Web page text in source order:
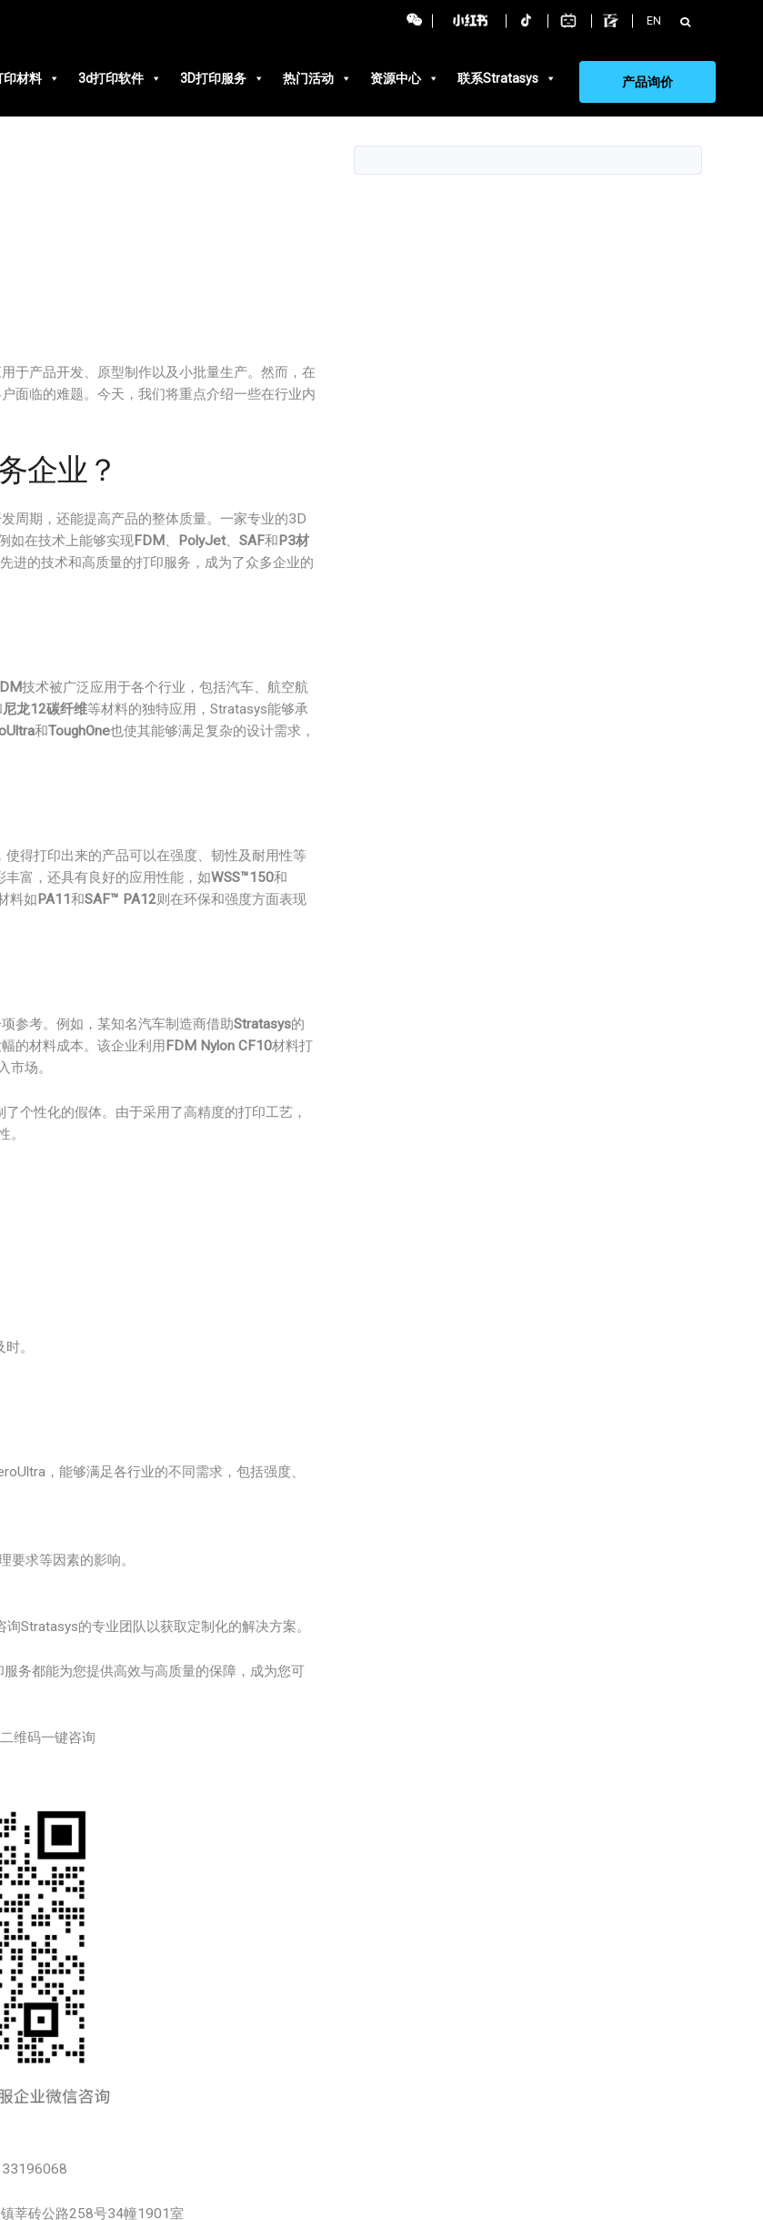
EN 搜
索：
印材料 3d打印软件 3D打印服务 热门活动 资源中心 联系Stratasys 产品询价
于产品开发、原型制作以及小批量生产。然而，在
面临的难题。今天，我们将重点介绍一些在行业内
企业？
周期，还能提高产品的整体质量。一家专业的3D
如在技术上能够实现FDM 、 PolyJet、 SAF和P3材
进的技术和高质量的打印服务，成为了众多企业的
技术被广泛应用于各个行业，包括汽车、航空航
尼龙12碳纤维等材料的独特应用，Stratasys能够承
和ToughOne也使其能够满足复杂的设计需求，
得打印出来的产品可以在强度、韧性及耐用性等
富，还具有良好的应用性能，如WSS™150和
料如PA11和SAF™ PA12则在环保和强度方面表现
参考。例如，某知名汽车制造商借助Stratasys的
的材料成本。该企业利用 FDM Nylon CF10材料打
市场。
个性化的假体。由于采用了高精度的打印工艺，
。
。
，能够满足各行业的不同需求，包括强度、
要求等因素的影响。
Stratasys的专业团队以获取定制化的解决方案。
服务都能为您提供高效与高质量的保障，成为您可
维码一键咨询
莘砖公路258号34幢1901室